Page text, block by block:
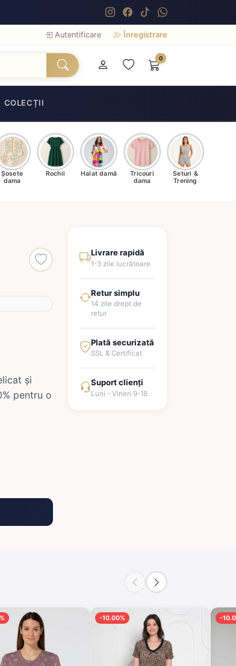
Autentificare Înregistrare
0
COLECȚII
Șosete
dama
Rochii Halat damă
Tricouri
dama
Seturi &
Trening
și
pentru o
Livrare rapidă
1-3 zile lucrătoare
Retur simplu
14 zile drept de
retur
Plată securizată
SSL & Certificat
Suport clienți
Luni - Vineri 9-18
-10.00% -